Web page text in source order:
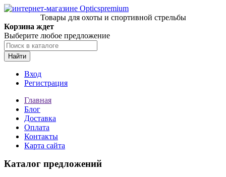
Товары для охоты и спортивной стрельбы
Корзина ждет
Выберите любое предложение
Найти
Вход
Регистрация
Главная
Блог
Доставка
Оплата
Контакты
Карта сайта
Каталог предложений